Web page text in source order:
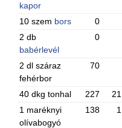
kapor
10 szem bors 0
2 db
babérlevél
0
2 dl száraz
fehérbor
70
40 dkg tonhal 227
1 maréknyi
olívabogyó
138